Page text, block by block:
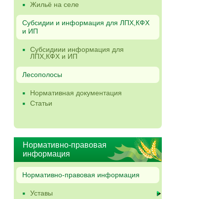
Жильё на селе
Субсидии и информация для ЛПХ,КФХ
и ИП
Субсидиии информация для
ЛПХ,КФХ и ИП
Лесополосы
Нормативная документация
Статьи
Нормативно-правовая
информация
Нормативно-правовая информация
Уставы